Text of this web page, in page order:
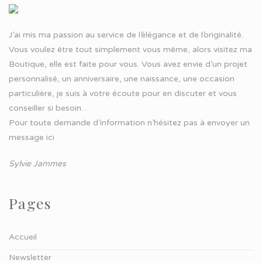
J’ai mis ma passion au service de l’élégance et de l’originalité.
Vous voulez être tout simplement vous même, alors visitez ma
Boutique, elle est faite pour vous. Vous avez envie d’un projet
personnalisé, un anniversaire, une naissance, une occasion
particulière, je suis à votre écoute pour en discuter et vous
conseiller si besoin…
Pour toute demande d’information n’hésitez pas à envoyer un
message ici
Sylvie Jammes
Pages
Accueil
Newsletter